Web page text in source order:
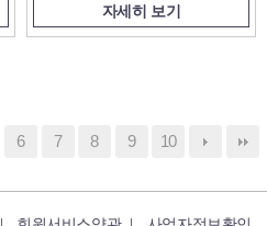
자세히 보기
6 7 8 9 10